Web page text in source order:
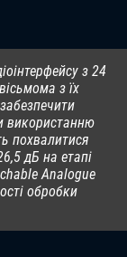
з 24
з їх
використанню
похвалитися
дБ на етапі
Analogue
обробки